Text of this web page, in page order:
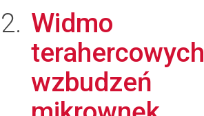
Widmo
terahercowych
wzbudzeń